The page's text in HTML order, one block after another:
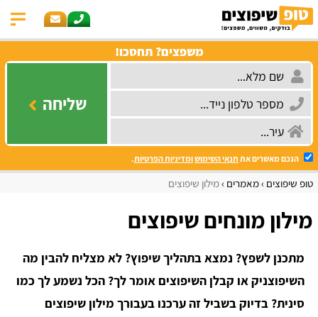
משפצים? תחסכו!
שליחה
הנכם מאשרים את תנאי השימושומדיניות הפרטיות.
טופ שיפוצים מאמרים מילון שיפוצים
מילון מונחים שיפוצים
מתכנן לשפץ? נמצא בתהליך שיפוץ? לא מצליח להבין מה
השיפוצניק או קבלן השיפוצים אומר לך? הכל נשמע לך כמו
סינית? בדיוק בשביל זה ערכנו בעבורך מילון שיפוצים